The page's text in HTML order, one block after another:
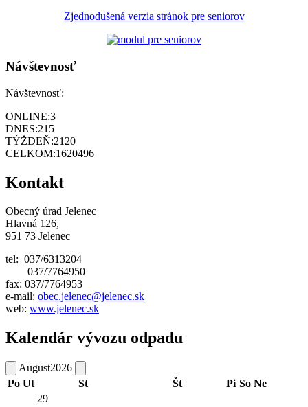
Zjednodušená verzia stránok pre seniorov
Návštevnosť
Návštevnosť:
ONLINE:3
DNES:215
TÝŽDEŇ:2120
CELKOM:1620496
Kontakt
Obecný úrad Jelenec
Hlavná 126,
951 73 Jelenec
tel: 037/6313204
037/7764950
fax: 037/7764953
e-mail: obec.jelenec@jelenec.sk
web: www.jelenec.sk
Kalendár vývozu odpadu
August2026
Po Ut St Št Pi So Ne
29